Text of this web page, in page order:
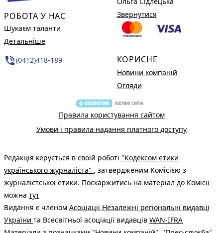
РОБОТА У НАС
Шукаєм таланти
Детальніше
phone_in_talk(0412)418-189
Звернутися
КОРИСНЕ
Новини компаній
Огляди
Правила користування сайтом
Умови і правила надання платного доступу
Редакція керується в своїй роботі "Кодексом етики
українського журналіста" , затвердженим Комісією з
журналістської етики. Поскаржитись на матеріал до Комісії
можна тут
Видання є членом Асоціації Незалежні регіональні видавці
України та Всесвітньої асоціації видавців WAN-IFRA